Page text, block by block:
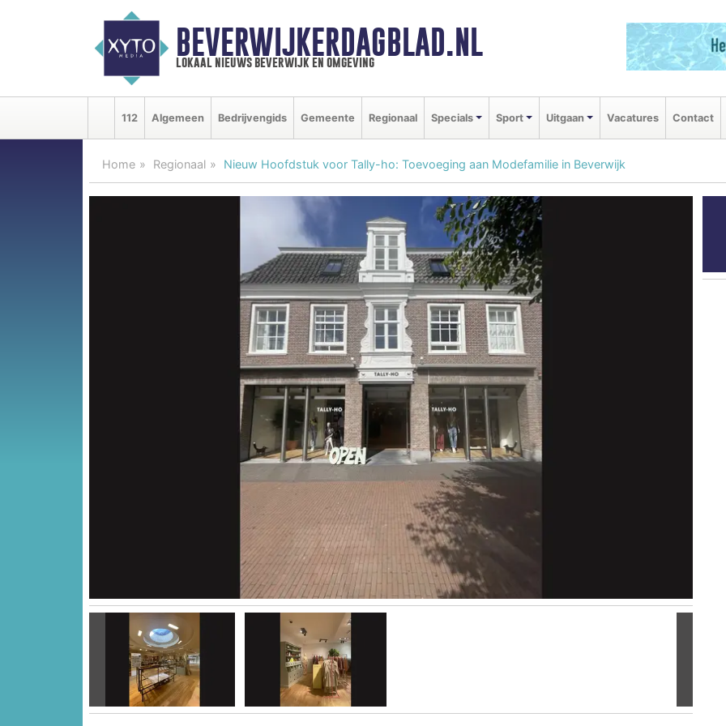
BEVERWIJKERDAGBLAD.NL
lokaal nieuws beverwijk en omgeving
112 Algemeen Bedrijvengids Gemeente Regionaal Specials Sport Uitgaan Vacatures Contact
Home Regionaal Nieuw Hoofdstuk voor Tally-ho: Toevoeging aan Modefamilie in Beverwijk
Vorige